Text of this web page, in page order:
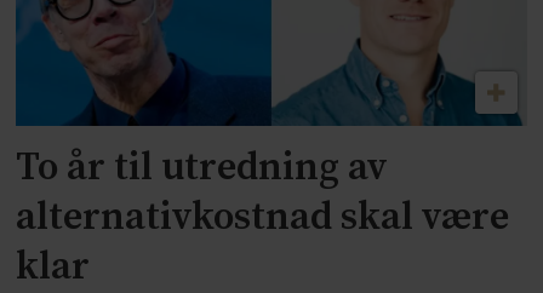
To år til utredning av
alternativkostnad skal være
klar